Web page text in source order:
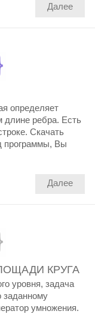
Далее
определяет
длине ребра. Есть
Скачать
программы, Вы
Далее
КРУГА
уровня, задача
заданному
умножения.